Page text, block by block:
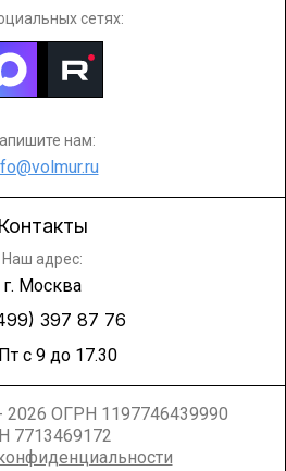
сетях:
нам:
Контакты
Наш адрес:
г. Москва
397 87 76
с 9 до 17.30
2026 ОГРН 1197746439990
7713469172